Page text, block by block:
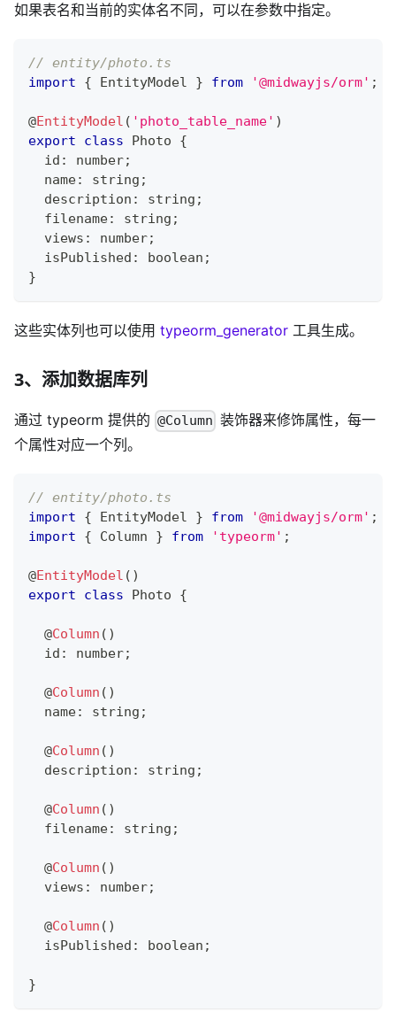
如果表名和当前的实体名不同，可以在参数中指定。
// entity/photo.ts
import
{ EntityModel } from '@midwayjs/orm' ;
@EntityModel ( 'photo_table_name' )
export
class Photo
{
  id
: number;
  name
: string ;
  description
: string ;
  filename
: string ;
  views
: number;
  isPublished
: boolean ;
}
这些实体列也可以使用 typeorm_generator 工具生成。
3、添加数据库列
通过 typeorm 提供的 @Column 装饰器来修饰属性，每一
个属性对应一个列。
// entity/photo.ts
import
{ EntityModel } from '@midwayjs/orm' ;
import
{ Column } from 'typeorm' ;
@EntityModel ( )
export
class Photo {
@Column ( )
  id
: number;
@Column ( )
  name
: string ;
@Column ( )
  description
: string ;
@Column ( )
  filename
: string ;
@Column ( )
  views
: number;
@Column ( )
  isPublished
: boolean ;
}